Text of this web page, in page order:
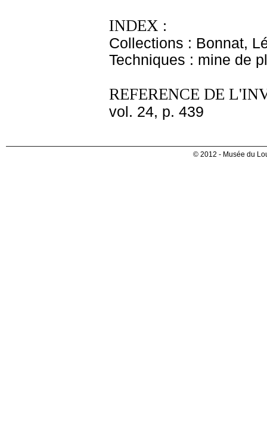
INDEX :
Collections : Bonnat,
Techniques : mine de
REFERENCE DE
vol. 24, p. 439
© 2012 - Musée du